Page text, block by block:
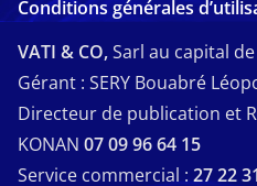
Conditions générales
VATI & CO,Sarl au capital de
Gérant : SERY Bouabré
Directeur de publication et
KONAN 07 09 96 64 15
Service commercial :27 22